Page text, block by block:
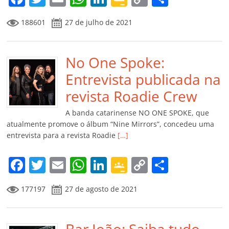
a
c
e
b
o
o
k
w
itt
er
m
ai
l
h
at
s
A
p
p
n
k
e
dI
n
o
o
gl
e
Cl
a
ss
ro
o
m
y
Li
n
k
p
til
h
ar
188601 27 de julho de 2021
No One Spoke:
Entrevista publicada na
revista Roadie Crew
A banda catarinense NO ONE SPOKE, que
atualmente promove o álbum “Nine Mirrors”, concedeu uma
entrevista para a revista Roadie […]
F
a
c
e
T
w
itt
er
E
m
ai
l
W
at
s
Li
n
k
e
G
o
o
gl
C
y p
177197 27 de agosto de 2021